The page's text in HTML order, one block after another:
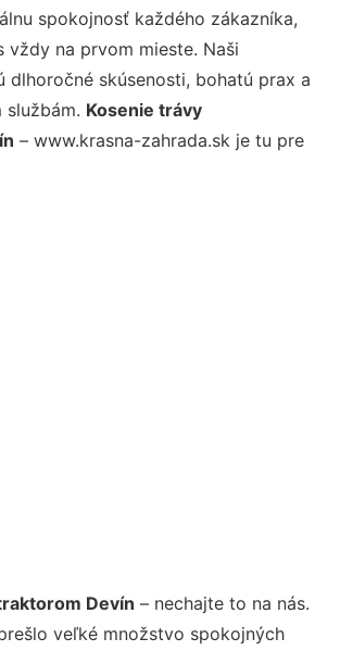
spokojnosť každého zákazníka,
vždy na prvom mieste. Naši
dlhoročné skúsenosti, bohatú prax a
službám. Kosenie trávy
– www.krasna-zahrada.sk je tu pre
Devín – nechajte to na nás.
veľké množstvo spokojných